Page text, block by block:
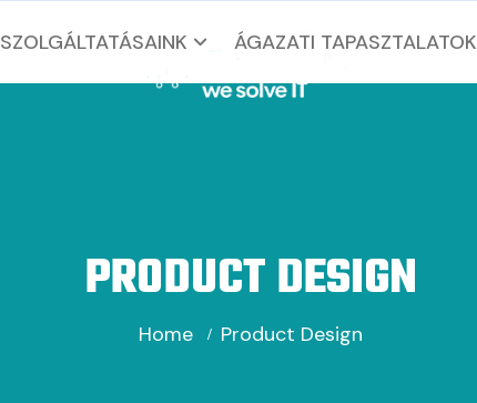
SZOLGÁLTATÁSAINK ÁGAZATI TAPASZTALATOK
PRODUCT DESIGN
Home Product Design